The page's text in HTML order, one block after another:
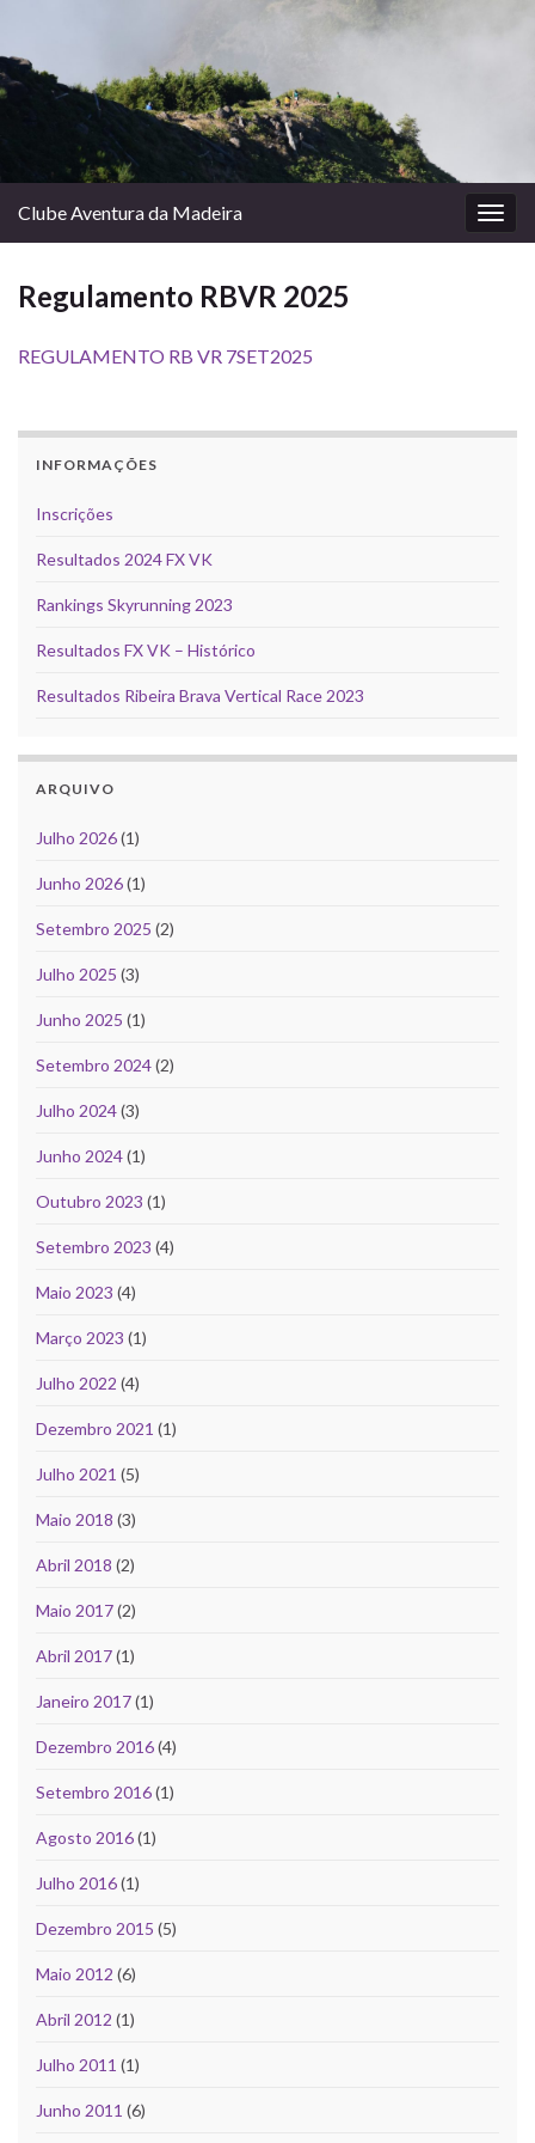
Clube Aventura da Madeira
Regulamento RBVR 2025
REGULAMENTO RB VR 7SET2025
INFORMAÇÕES
Inscrições
Resultados 2024 FX VK
Rankings Skyrunning 2023
Resultados FX VK – Histórico
Resultados Ribeira Brava Vertical Race 2023
ARQUIVO
Julho 2026(1)
Junho 2026(1)
Setembro 2025 (2)
Julho 2025 (3)
Junho 2025 (1)
Setembro 2024(2)
Julho 2024(3)
Junho 2024(1)
Outubro 2023 (1)
Setembro 2023 (4)
Maio 2023 (4)
Março 2023 (1)
Julho 2022 (4)
Dezembro 2021 (1)
Julho 2021 (5)
Maio 2018 (3)
Abril 2018 (2)
Maio 2017(2)
Abril 2017(1)
Janeiro 2017(1)
Dezembro 2016(4)
Setembro 2016(1)
Agosto 2016(1)
Julho 2016(1)
Dezembro 2015 (5)
Maio 2012 (6)
Abril 2012 (1)
Julho 2011 (1)
Junho 2011 (6)